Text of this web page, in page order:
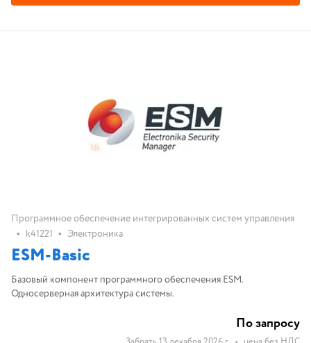
Программное обеспечение интегрированных систем управления
• k41221 • Электроника
ESM-Basic
Базовый компонент программного обеспечения ESM.
Односерверная архитектура системы.
По запросу